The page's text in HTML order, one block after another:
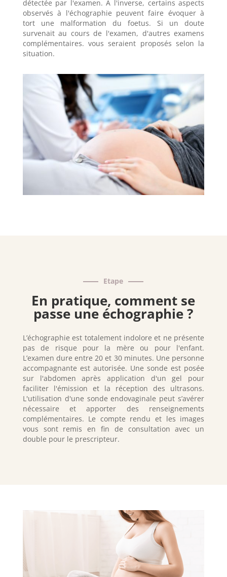
détectée par l'examen. À l'inverse, certains aspects
observés à l'échographie peuvent faire évoquer à
tort une malformation du foetus. Si un doute
survenait au cours de l'examen, d'autres examens
complémentaires. vous seraient proposés selon la
situation.
Etape
En pratique, comment se
passe une échographie ?
L’échographie est totalement indolore et ne présente
pas de risque pour la mère ou pour l'enfant.
L’examen dure entre 20 et 30 minutes. Une personne
accompagnante est autorisée. Une sonde est posée
sur l'abdomen après application d'un gel pour
faciliter l'émission et la réception des ultrasons.
L'utilisation d'une sonde endovaginale peut s’avérer
nécessaire et apporter des renseignements
complémentaires. Le compte rendu et les images
vous sont remis en fin de consultation avec un
double pour le prescripteur.